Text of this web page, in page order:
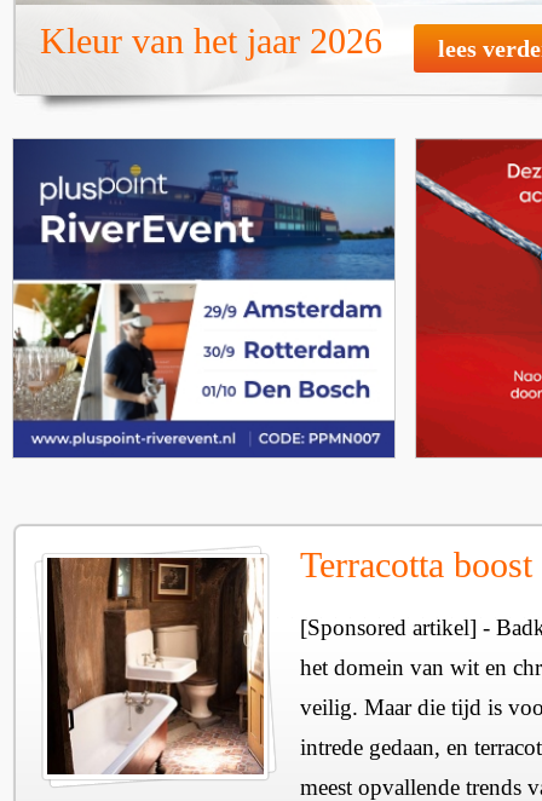
Kleur van het jaar 2026 lees
Terracotta
[Sponsored artikel] -
het domein van wit en
veilig. Maar die tijd is
intrede gedaan, en
meest opvallende trends